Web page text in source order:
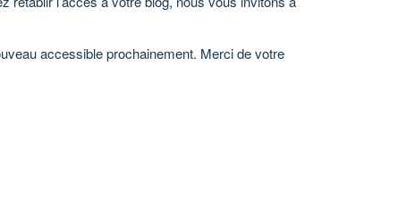
accessible prochainement. Merci de votre